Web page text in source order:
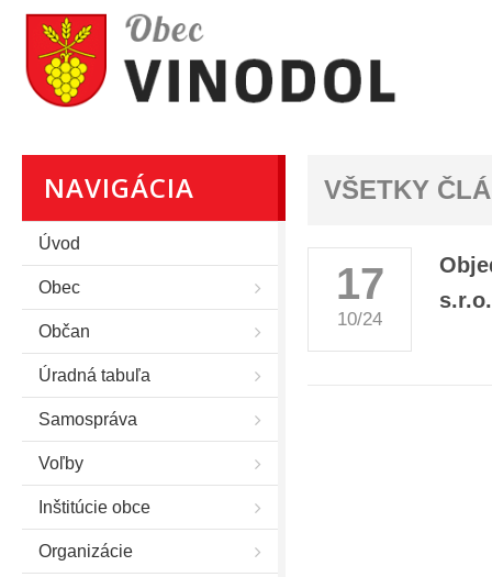
NAVIGÁCIA
Úvod
Obec
Občan
Úradná tabuľa
Samospráva
Voľby
Inštitúcie obce
Organizácie
VŠETKY
17
10/24
s.r.o.